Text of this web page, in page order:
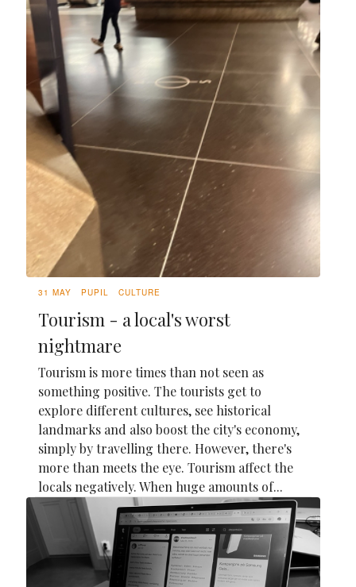
31 MAY PUPIL CULTURE
Tourism - a local's worst
nightmare
Tourism is more times than not seen as
something positive. The tourists get to
explore different cultures, see historical
landmarks and also boost the city's economy,
simply by travelling there. However, there's
more than meets the eye. Tourism affect the
locals negatively. When huge amounts of...